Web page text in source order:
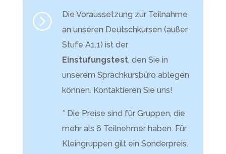
=
Die Voraussetzung zur Teilnahme
an unseren Deutschkursen (außer
Stufe A1.1) ist der
Einstufungstest, den Sie in
unserem Sprachkursbüro ablegen
können. Kontaktieren Sie uns!
* Die Preise sind für Gruppen, die
mehr als 6 Teilnehmer haben. Für
Kleingruppen gilt ein Sonderpreis.